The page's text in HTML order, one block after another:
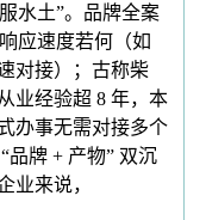
水土”。品牌全案
应速度若何（如
对接）；古称柴
业经验超 8 年，本
办事无需对接多个
品牌 + 产物” 双沉
业来说，